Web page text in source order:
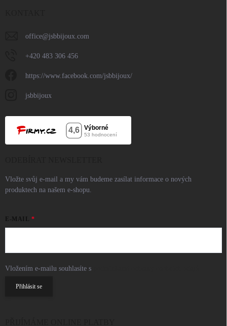
office@jsbbijoux.com
+420 483 306 456
https://www.facebook.com/jsbbijoux/
jsbbijoux
Vložte svůj e-mail a my vám budeme zasílat informace o nových
produktech na našem e-shopu.
E-MAIL
Vložením e-mailu souhlasíte s
Přihlásit se